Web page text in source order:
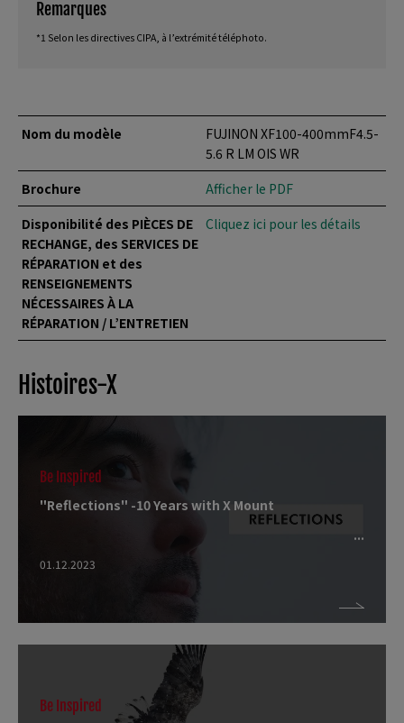
Remarques
*1 Selon les directives CIPA, à l’extrémité téléphoto.
Nom du modèle
FUJINON XF100-400mmF4.5-
5.6 R LM OIS WR
Brochure
Afficher le PDF
Disponibilité des PIÈCES DE
RECHANGE, des SERVICES DE
RÉPARATION et des
RENSEIGNEMENTS
NÉCESSAIRES À LA
RÉPARATION / L’ENTRETIEN
Cliquez ici pour les détails
Histoires-X
Be Inspired
"Reflections" -10 Years with X Mount
01.12.2023
Be Inspired